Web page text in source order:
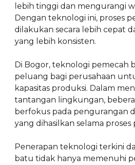
lebih tinggi dan mengurangi
Dengan teknologi ini, proses
dilakukan secara lebih cepat
yang lebih konsisten.
Di Bogor, teknologi pemecah
peluang bagi perusahaan
kapasitas produksi. Dalam
tantangan lingkungan,
berfokus pada pengurangan
yang dihasilkan selama proses
Penerapan teknologi terkini
batu tidak hanya memenuhi